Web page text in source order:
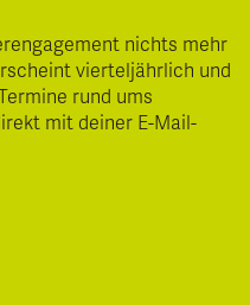
nichts mehr
vierteljährlich und
rund ums
mit deiner E-Mail-